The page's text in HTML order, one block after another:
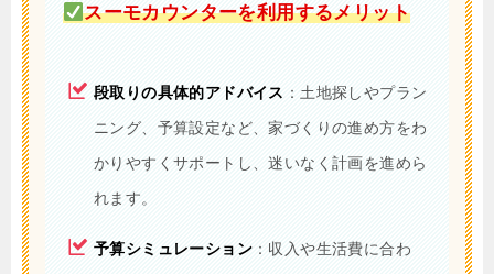
スーモカウンターを利用するメリット
段取りの具体的アドバイス ：土地探しやプラン
ニング、予算設定など、家づくりの進め方をわ
かりやすくサポートし、迷いなく計画を進めら
れます。
予算シミュレーション ：収入や生活費に合わ